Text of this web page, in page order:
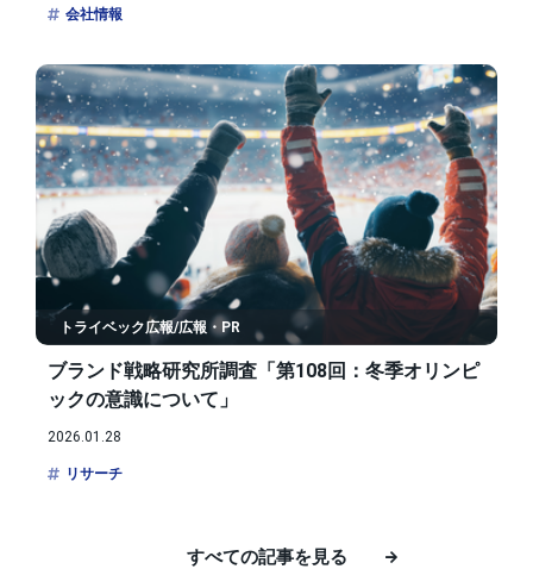
会社情報
トライベック広報/広報・PR
ブランド戦略研究所調査「第108回：冬季オリンピ
ックの意識について」
2026.01.28
リサーチ
すべての記事を見る